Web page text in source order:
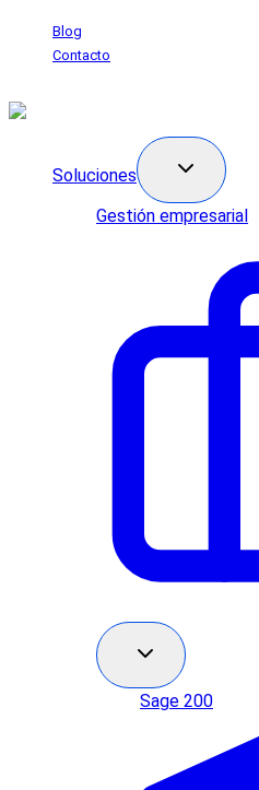
SaltarBlog
Contacto
Soluciones
Gestión empresarial
Sage 200